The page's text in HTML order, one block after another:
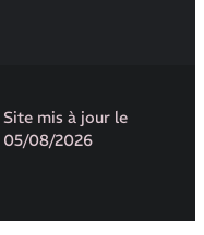
Site mis à jour le
05/08/2026